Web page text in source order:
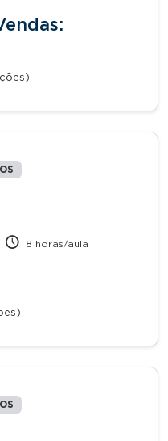
8 horas/aula